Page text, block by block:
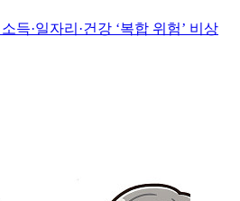
득·일자리·건강 ‘복합 위험’ 비상